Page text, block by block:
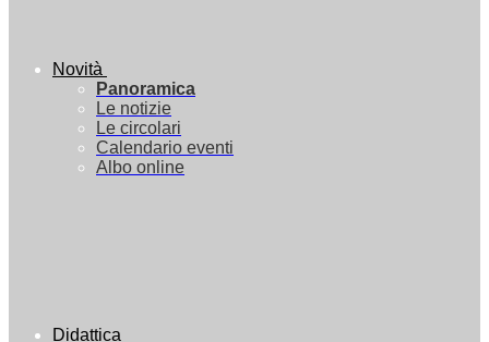
Novità
Panoramica
Le notizie
Le circolari
Calendario eventi
Albo online
Didattica